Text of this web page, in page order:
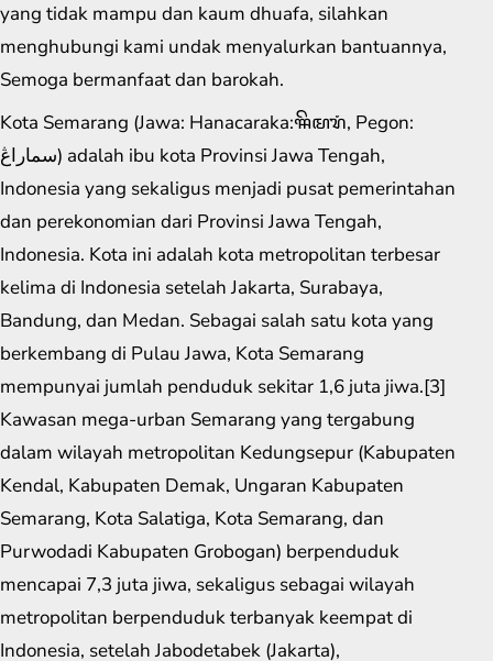
yang tidak mampu dan kaum dhuafa, silahkan
menghubungi kami undak menyalurkan bantuannya,
Semoga bermanfaat dan barokah.
Kota Semarang (Jawa: Hanacaraka:ꦯꦼꦩꦫꦁ​, Pegon:
سماراڠ) adalah ibu kota Provinsi Jawa Tengah,
Indonesia yang sekaligus menjadi pusat pemerintahan
dan perekonomian dari Provinsi Jawa Tengah,
Indonesia. Kota ini adalah kota metropolitan terbesar
kelima di Indonesia setelah Jakarta, Surabaya,
Bandung, dan Medan. Sebagai salah satu kota yang
berkembang di Pulau Jawa, Kota Semarang
mempunyai jumlah penduduk sekitar 1,6 juta jiwa.[3]
Kawasan mega-urban Semarang yang tergabung
dalam wilayah metropolitan Kedungsepur (Kabupaten
Kendal, Kabupaten Demak, Ungaran Kabupaten
Semarang, Kota Salatiga, Kota Semarang, dan
Purwodadi Kabupaten Grobogan) berpenduduk
mencapai 7,3 juta jiwa, sekaligus sebagai wilayah
metropolitan berpenduduk terbanyak keempat di
Indonesia, setelah Jabodetabek (Jakarta),